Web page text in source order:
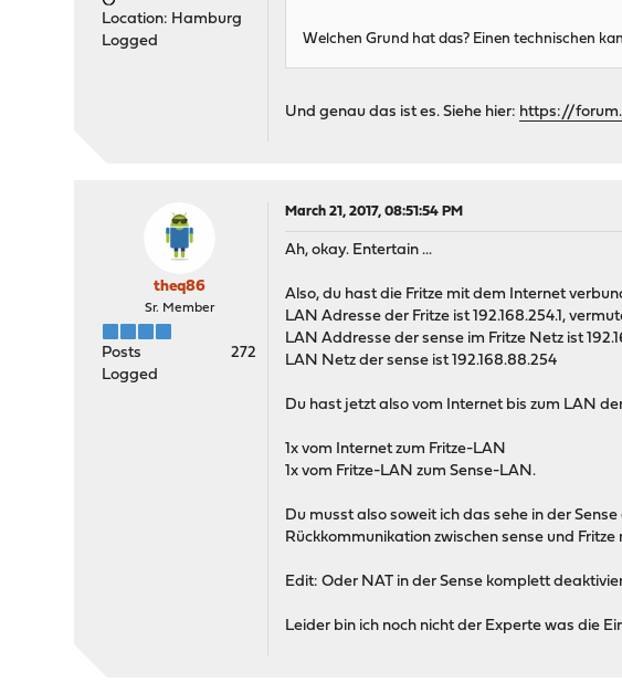
Location: Hamburg
Logged
Welchen Grund hat das? Einen technischen
Und genau das ist es. Siehe hier: https://
theq86
Sr. Member
Posts
272
Logged
March 21, 2017, 08:51:54 PM
Ah, okay. Entertain ...
Also, du hast die Fritze mit dem Internet
LAN Adresse der Fritze ist 192.168.254.1,
LAN Addresse der sense im Fritze Netz ist
LAN Netz der sense ist 192.168.88.254
Du hast jetzt also vom Internet bis zum LAN
1x vom Internet zum Fritze-LAN
1x vom Fritze-LAN zum Sense-LAN.
Du musst also soweit ich das sehe in der
Rückkommunikation zwischen sense und Fritze
Edit: Oder NAT in der Sense komplett
Leider bin ich noch nicht der Experte was die